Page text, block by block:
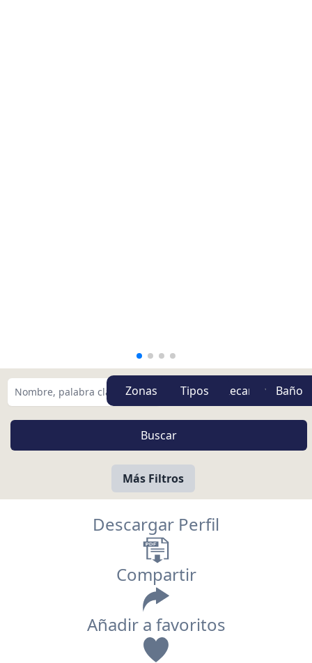
Zonas Tipos
Más Filtros
Descargar Perfil
Compartir
Añadir a favoritos